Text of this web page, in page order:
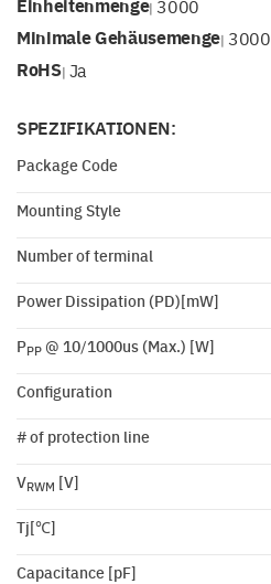
| 3000
Minimale Gehäusemenge| 3000
RoHS| Ja
SPEZIFIKATIONEN:
Package Code
Mounting Style
Number of terminal
Power Dissipation (PD)[mW]
PPP @ 10/1000us (Max.) [W]
Configuration
# of protection line
VRWM [V]
Tj[℃]
Capacitance [pF]